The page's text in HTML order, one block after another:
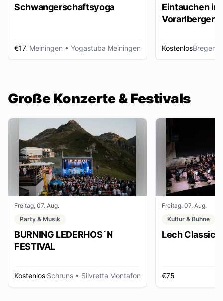
Schwangerschaftsyoga
€17 Meiningen • Yogastuba Meiningen
Eintauchen in
Vorarlberger
KostenlosBregenz
Große Konzerte & Festivals
Freitag, 07. Aug.
Party & Musik
BURNING LEDERHOS´N
FESTIVAL
Kostenlos Schruns • Silvretta Montafon
Freitag, 07. Aug.
Kultur & Bühne
Lech Classic
€75